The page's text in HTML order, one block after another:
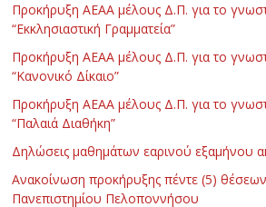
Προκήρυξη ΑΕΑΑ μέλους Δ.Π. για το
“Εκκλησιαστική Γραμματεία”
Προκήρυξη ΑΕΑΑ μέλους Δ.Π. για το
“Κανονικό Δίκαιο”
Προκήρυξη ΑΕΑΑ μέλους Δ.Π. για το
“Παλαιά Διαθήκη”
Δηλώσεις μαθημάτων εαρινού εξαμήνου
Ανακοίνωση προκήρυξης πέντε (5)
Πανεπιστημίου Πελοποννήσου